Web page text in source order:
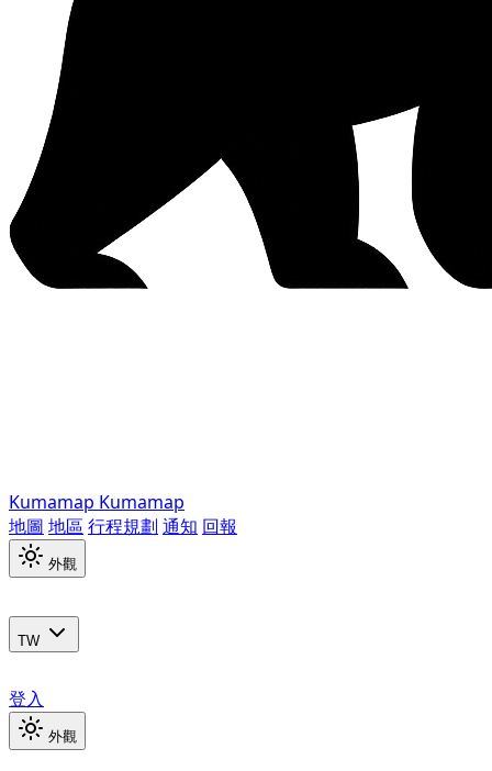
Kumamap Kumamap
地圖 地區 行程規劃 通知 回報
外觀
TW
登入
外觀